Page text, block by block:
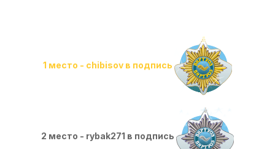
1 место - chibisov в подпись
2 место - rybak271 в подпись